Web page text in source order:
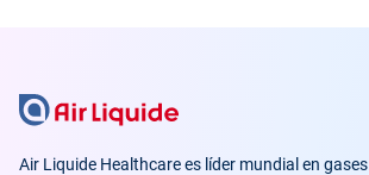
Air Liquide Healthcare es líder mundial en gases